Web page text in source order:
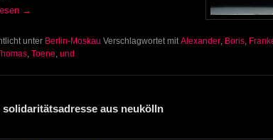
→
unter Berlin-Moskau Verschlagwortet mit Alexander, Boris,
, Toene, und
solidaritätsadresse aus neukölln